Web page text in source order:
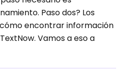
Paso dos? Los
encontrar información
Vamos a eso a